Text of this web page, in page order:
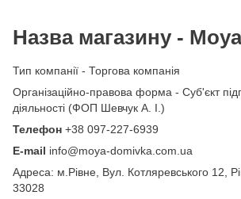
Назва магазину -
Тип компанії - Торгова компанія
Організаційно-правова форма - Суб'єкт
діяльності (ФОП Шевчук А. І.)
Телефон +38 097-227-6939
E-mail info@moya-domivka.com.ua
Адреса: м.Рівне, Вул. Котляревського 12,
33028